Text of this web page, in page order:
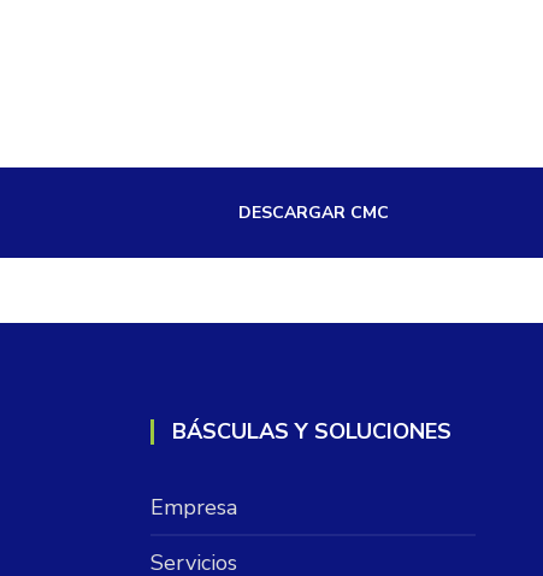
DESCARGAR CMC
BÁSCULAS Y SOLUCIONES
Empresa
Servicios